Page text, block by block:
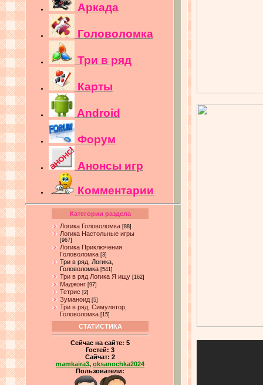
Аркада
Головоломка
Три в ряд
Карты
Android
Форум
Анонсы игр
Комментарии
Категории раздела
Логика Головоломка [88]
Логика Настольные игры
[967]
Логика Приключения
Головоломка [3]
Три в ряд, Логика,
Головоломка [541]
Три в ряд Логика Я ищу [162]
Маджонг [97]
Тетрис [2]
Зуманоид [5]
Три в ряд, Симулятор,
Головоломка [15]
СТАТИСТИКА
Сейчас на сайте: 5
Гостей: 3
Сайчат: 2
mamkaira3, oksanochka2024
Пользователи: